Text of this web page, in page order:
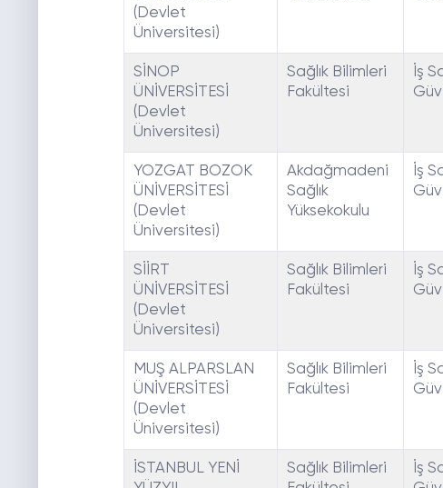
(Devlet
Üniversitesi)
SİNOP
ÜNİVERSİTESİ
(Devlet
Üniversitesi)
Sağlık Bilimleri
Fakültesi
İş
YOZGAT BOZOK
ÜNİVERSİTESİ
(Devlet
Üniversitesi)
Akdağmadeni
Sağlık
Yüksekokulu
İş
SİİRT
ÜNİVERSİTESİ
(Devlet
Üniversitesi)
Sağlık Bilimleri
Fakültesi
İş
MUŞ ALPARSLAN
ÜNİVERSİTESİ
(Devlet
Üniversitesi)
Sağlık Bilimleri
Fakültesi
İş
İSTANBUL YENİ
Sağlık Bilimleri
İş